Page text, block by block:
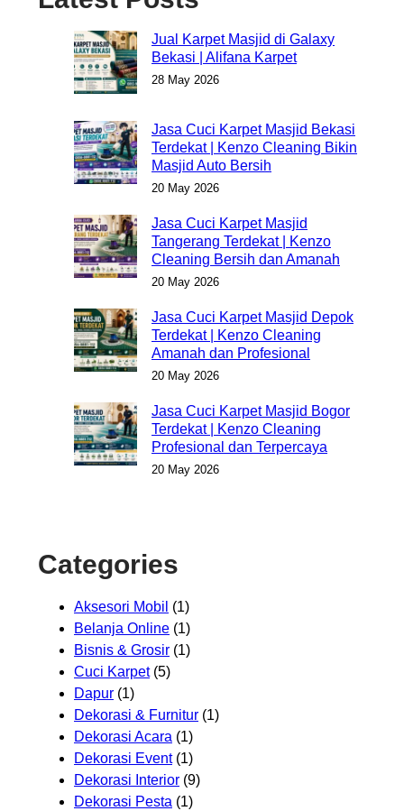
Jual Karpet Masjid di Galaxy
Bekasi | Alifana Karpet
28 May 2026
Jasa Cuci Karpet Masjid Bekasi
Terdekat | Kenzo Cleaning Bikin
Masjid Auto Bersih
20 May 2026
Jasa Cuci Karpet Masjid
Tangerang Terdekat | Kenzo
Cleaning Bersih dan Amanah
20 May 2026
Jasa Cuci Karpet Masjid Depok
Terdekat | Kenzo Cleaning
Amanah dan Profesional
20 May 2026
Jasa Cuci Karpet Masjid Bogor
Terdekat | Kenzo Cleaning
Profesional dan Terpercaya
20 May 2026
Categories
Aksesori Mobil (1)
Belanja Online (1)
Bisnis & Grosir (1)
Cuci Karpet(5)
Dapur (1)
Dekorasi & Furnitur (1)
Dekorasi Acara (1)
Dekorasi Event(1)
Dekorasi Interior (9)
Dekorasi Pesta (1)